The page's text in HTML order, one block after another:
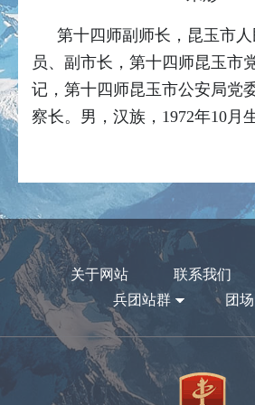
第十四师副师长，昆玉市
员、副市长 ，第十四师昆玉市
记，第十四师昆玉市公安局党
察长。男，汉族，1972年10月
关于网站 联系我们
兵团站群
团